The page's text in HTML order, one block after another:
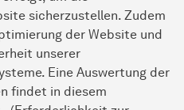
sicherzustellen. Zudem
der Website und
unserer
Eine Auswertung der
findet in diesem